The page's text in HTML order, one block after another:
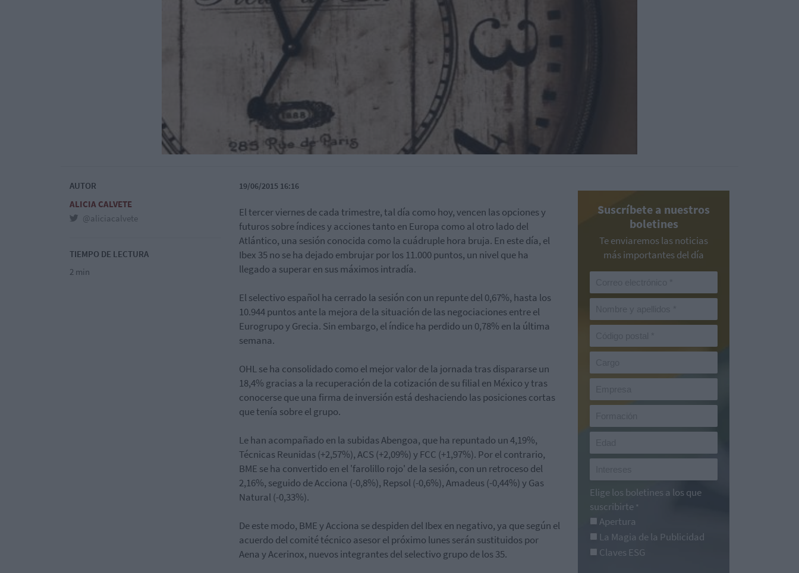
AUTOR
ALICIA CALVETE
@aliciacalvete
TIEMPO DE LECTURA
2 min
19/06/2015 16:16
El tercer viernes de cada trimestre, tal día como hoy, vencen las opciones y
futuros sobre índices y acciones tanto en Europa como al otro lado del
Atlántico, una sesión conocida como la cuádruple hora bruja. En este día, el
Ibex 35 no se ha dejado embrujar por los 11.000 puntos, un nivel que ha
llegado a superar en sus máximos intradía.
El selectivo español ha cerrado la sesión con un repunte del 0,67%, hasta los
10.944 puntos ante la mejora de la situación de las negociaciones entre el
Eurogrupo y Grecia. Sin embargo, el índice ha perdido un 0,78% en la última
semana.
OHL se ha consolidado como el mejor valor de la jornada tras dispararse un
18,4% gracias a la recuperación de la cotización de su filial en México y tras
conocerse que una firma de inversión está deshaciendo las posiciones cortas
que tenía sobre el grupo.
Le han acompañado en la subidas Abengoa, que ha repuntado un 4,19%,
Técnicas Reunidas (+2,57%), ACS (+2,09%) y FCC (+1,97%). Por el contrario,
BME se ha convertido en el 'farolillo rojo' de la sesión, con un retroceso del
2,16%, seguido de Acciona (-0,8%), Repsol (-0,6%), Amadeus (-0,44%) y Gas
Natural (-0,33%).
De este modo, BME y Acciona se despiden del Ibex en negativo, ya que según el
acuerdo del comité técnico asesor el próximo lunes serán sustituidos por
Aena y Acerinox, nuevos integrantes del selectivo grupo de los 35.
Suscríbete a nuestros
boletines
Te enviaremos las noticias
más importantes del día
Elige los boletines a los que
suscribirte *
Apertura
La Magia de la Publicidad
Claves ESG